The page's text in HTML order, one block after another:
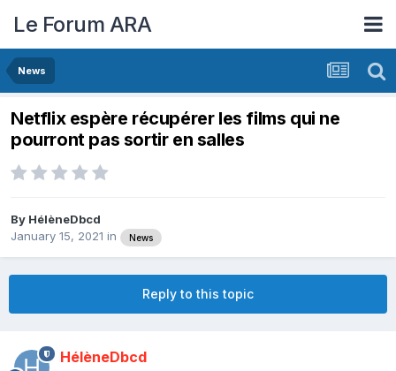
Le Forum ARA
News
Netflix espère récupérer les films qui ne
pourront pas sortir en salles
By HélèneDbcd
January 15, 2021 in News
Reply to this topic
HélèneDbcd